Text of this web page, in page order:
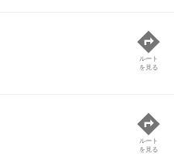
ルート
を見る
ルート
を見る